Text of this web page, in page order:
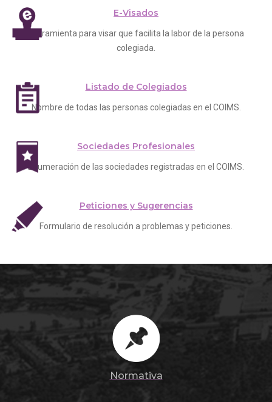
E-Visados
Herramienta para visar que facilita la labor de la persona
colegiada.
Listado de Colegiados
Nombre de todas las personas colegiadas en el COIMS.
Sociedades Profesionales
Enumeración de las sociedades registradas en el COIMS.
Peticiones y Sugerencias
Formulario de resolución a problemas y peticiones.
Normativa